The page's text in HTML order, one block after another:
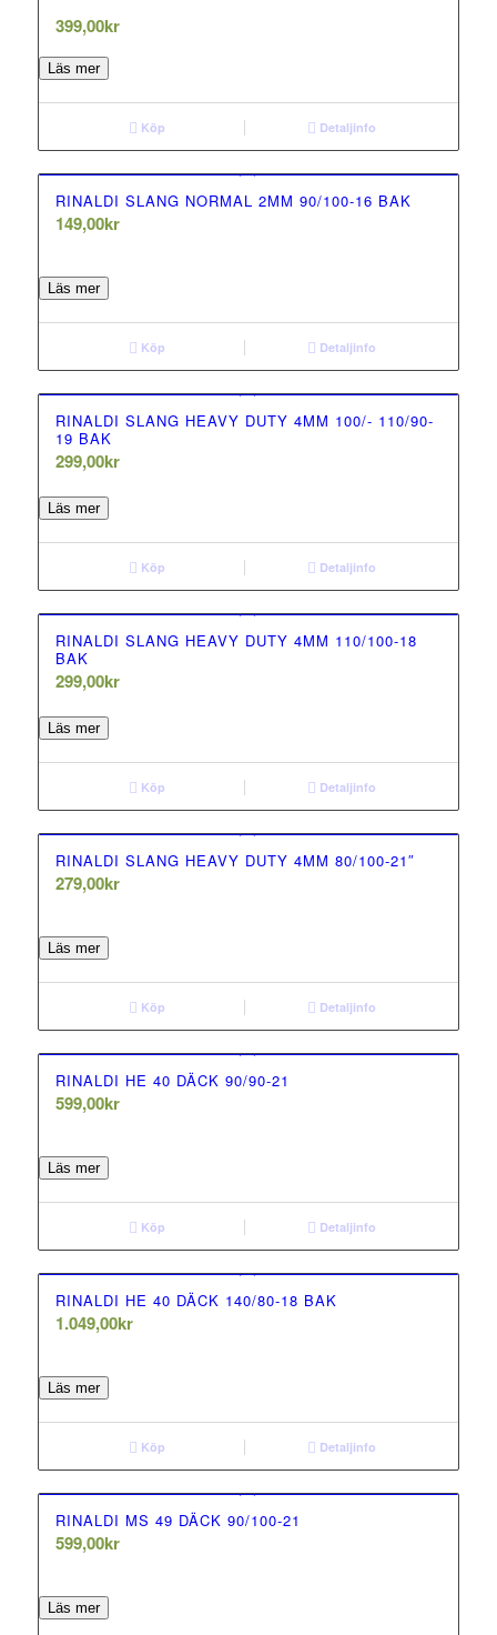
399,00kr
Läs mer
Köp Detaljinfo
RINALDI SLANG NORMAL 2MM 90/100-16 BAK
149,00kr
Läs mer
Köp Detaljinfo
RINALDI SLANG HEAVY DUTY 4MM 100/- 110/90-
19 BAK
299,00kr
Läs mer
Köp Detaljinfo
RINALDI SLANG HEAVY DUTY 4MM 110/100-18
BAK
299,00kr
Läs mer
Köp Detaljinfo
RINALDI SLANG HEAVY DUTY 4MM 80/100-21″
279,00kr
Läs mer
Köp Detaljinfo
RINALDI HE 40 DÄCK 90/90-21
599,00kr
Läs mer
Köp Detaljinfo
RINALDI HE 40 DÄCK 140/80-18 BAK
1.049,00kr
Läs mer
Köp Detaljinfo
RINALDI MS 49 DÄCK 90/100-21
599,00kr
Läs mer